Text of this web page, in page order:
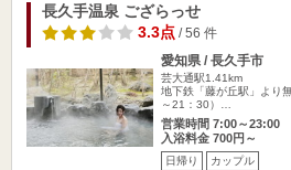
長久手温泉 ござらっせ
3.3点/ 56 件
愛知県 / 長久手市
芸大通駅1.41km
地下鉄「藤が丘駅」より
～21：30）…
営業時間 7:00～23:00
入浴料金 700円～
日帰り カップル